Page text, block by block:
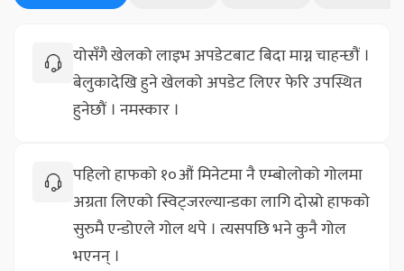
योसँगै खेलको लाइभ अपडेटबाट बिदा माग्न चाहन्छौं ।
बेलुकादेखि हुने खेलको अपडेट लिएर फेरि उपस्थित
हुनेछौं । नमस्कार ।
पहिलो हाफको १०औं मिनेटमा नै एम्बोलोको गोलमा
अग्रता लिएको स्विट्जरल्यान्डका लागि दोस्रो हाफको
सुरुमै एन्डोएले गोल थपे । त्यसपछि भने कुनै गोल
भएनन् ।